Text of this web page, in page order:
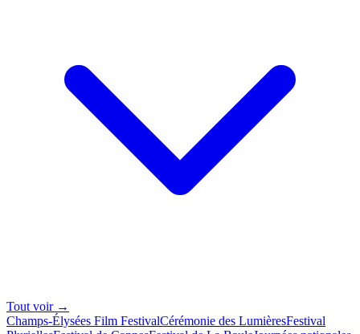
Tout voir →
Champs-Élysées Film FestivalCérémonie des LumièresFestival